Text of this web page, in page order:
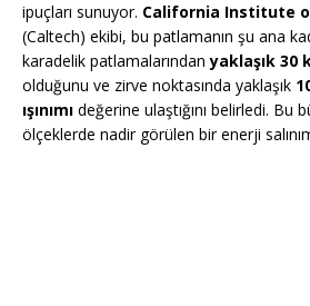
ipuçları sunuyor. California Institute
(Caltech) ekibi, bu patlamanın şu ana
karadelik patlamalarındanyaklaşık 30
olduğunu ve zirve noktasında yaklaşık
ışınımı değerine ulaştığını belirledi. Bu
ölçeklerde nadir görülen bir enerji